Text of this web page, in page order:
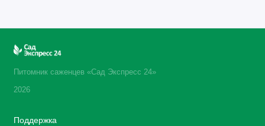
Питомник саженцев «Сад Экспресс 24»
2026
Поддержка